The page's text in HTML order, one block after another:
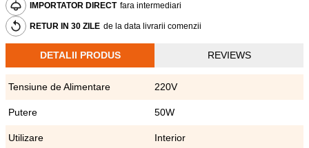
IMPORTATOR DIRECT fara intermediari
RETUR IN 30 ZILE de la data livrarii comenzii
DETALII PRODUS REVIEWS
Tensiune de Alimentare 220V
Putere 50W
Utilizare Interior